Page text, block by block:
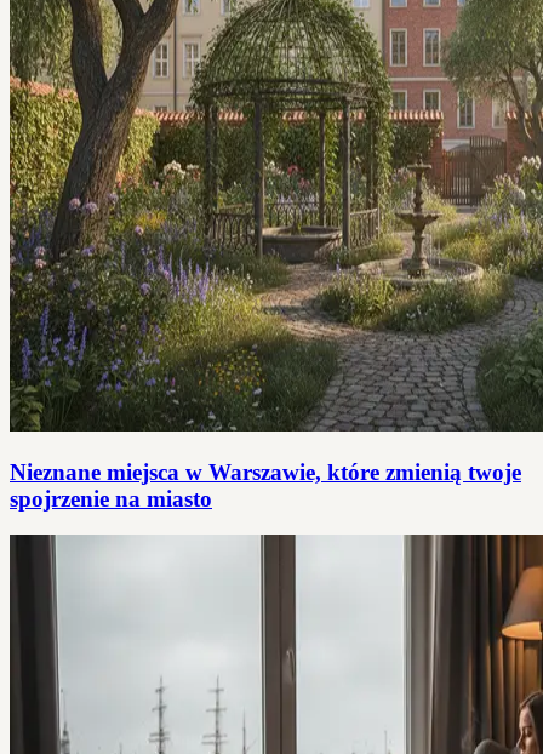
Nieznane miejsca w Warszawie, które zmienią twoje
spojrzenie na miasto